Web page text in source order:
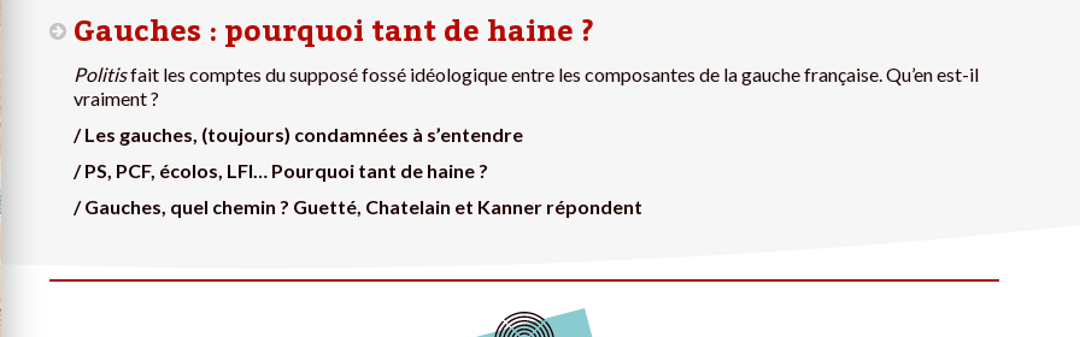
Gauches : pourquoi tant de haine ?
Politisfait les comptes du supposé fossé idéologique entre les composantes de la gauche française. Qu’en est-il
vraiment ?
/ Les gauches, (toujours) condamnées à s’entendre
/ PS, PCF, écolos, LFI… Pourquoi tant de haine ?
/ Gauches, quel chemin ? Guetté, Chatelain et Kanner répondent